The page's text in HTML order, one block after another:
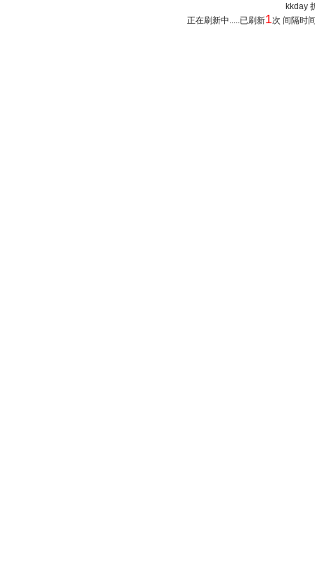
kkday
正在刷新中.....已刷新1次 间隔时